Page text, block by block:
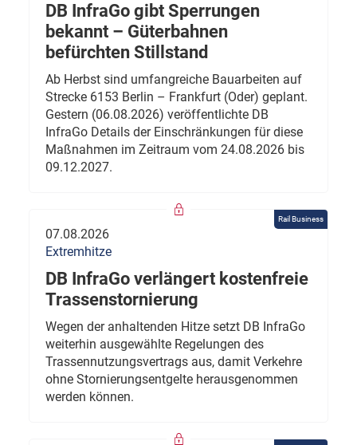
DB InfraGo gibt Sperrungen
bekannt – Güterbahnen
befürchten Stillstand
Ab Herbst sind umfangreiche Bauarbeiten auf
Strecke 6153 Berlin – Frankfurt (Oder) geplant.
Gestern (06.08.2026) veröffentlichte DB
InfraGo Details der Einschränkungen für diese
Maßnahmen im Zeitraum vom 24.08.2026 bis
09.12.2027.
Rail Business
07.08.2026
Extremhitze
DB InfraGo verlängert kostenfreie
Trassenstornierung
Wegen der anhaltenden Hitze setzt DB InfraGo
weiterhin ausgewählte Regelungen des
Trassennutzungsvertrags aus, damit Verkehre
ohne Stornierungsentgelte herausgenommen
werden können.